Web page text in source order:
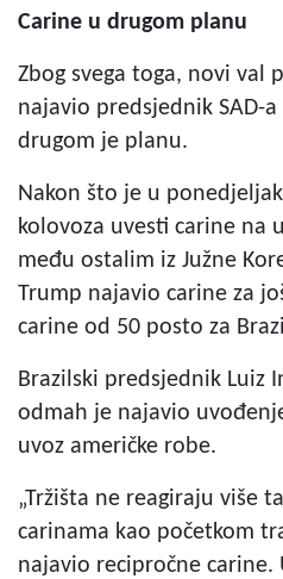
Carine u drugom planu
Zbog svega toga, novi val
najavio predsjednik SAD-
drugom je planu.
Nakon što je u
kolovoza uvesti carine na
među ostalim iz Južne
Trump najavio carine za
carine od 50 posto za
Brazilski predsjednik Luiz
odmah je najavio
uvoz američke robe.
„Tržišta ne reagiraju više
carinama kao početkom
najavio recipročne carine.